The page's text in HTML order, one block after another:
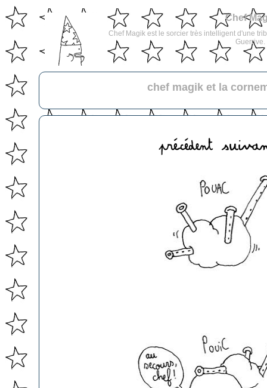
Chef
Chef Magik est le sorcier très intelligent d'une
Guerrive.
chef magik et la